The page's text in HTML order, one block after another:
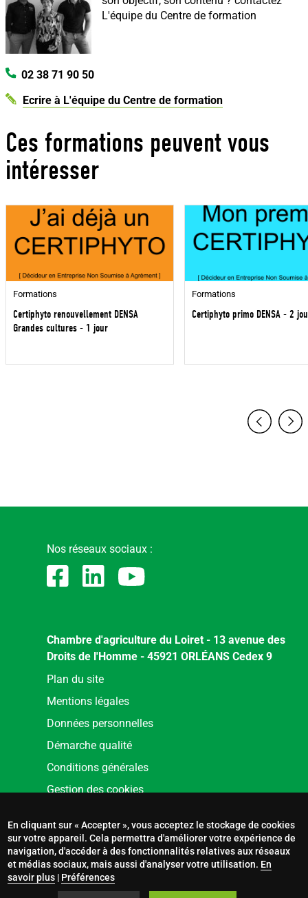
L'équipe du Centre de formation
02 38 71 90 50
Ecrire à L'équipe du Centre de formation
Ces formations peuvent vous
intéresser
Formations
Certiphyto renouvellement DENSA
Grandes cultures - 1 jour
Formations
Certiphyto primo DENSA - 2
Nos réseaux sociaux :
Chambre d'agriculture du Loiret - 13 avenue des
Droits de l'Homme - 45921 ORLÉANS Cedex 9
Menu
Pied
page
Plan du site
Mentions légales
Données personnelles
Démarche qualité
Conditions générales
Gestion des cookies
En cliquant sur « Accepter », vous acceptez le stockage de cookies
sur votre appareil. Cela permettra d'améliorer votre expérience de
navigation, d'accéder à des fonctionnalités relatives aux réseaux
et médias sociaux, mais aussi d'analyser votre utilisation. En
savoir plus | Préférences